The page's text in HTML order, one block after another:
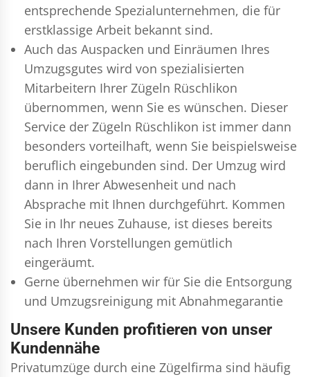
entsprechende Spezialunternehmen, die für
erstklassige Arbeit bekannt sind.
Auch das Auspacken und Einräumen Ihres
Umzugsgutes wird von spezialisierten
Mitarbeitern Ihrer Zügeln Rüschlikon
übernommen, wenn Sie es wünschen. Dieser
Service der Zügeln Rüschlikon ist immer dann
besonders vorteilhaft, wenn Sie beispielsweise
beruflich eingebunden sind. Der Umzug wird
dann in Ihrer Abwesenheit und nach
Absprache mit Ihnen durchgeführt. Kommen
Sie in Ihr neues Zuhause, ist dieses bereits
nach Ihren Vorstellungen gemütlich
eingeräumt.
Gerne übernehmen wir für Sie die Entsorgung
und Umzugsreinigung mit Abnahmegarantie
Unsere Kunden profitieren von unser
Kundennähe
Privatumzüge durch eine Zügelfirma sind häufig